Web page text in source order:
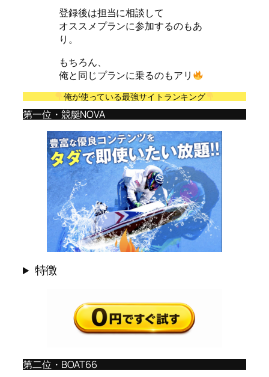
登録後は担当に相談して
オススメプランに参加するのもあ
り。
もちろん、
俺と同じプランに乗るのもアリ
俺が使っている最強サイトランキング
第一位・競艇NOVA
特徴
第二位・BOAT66